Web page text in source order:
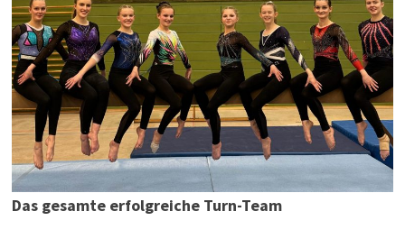
Das gesamte erfolgreiche Turn-Team